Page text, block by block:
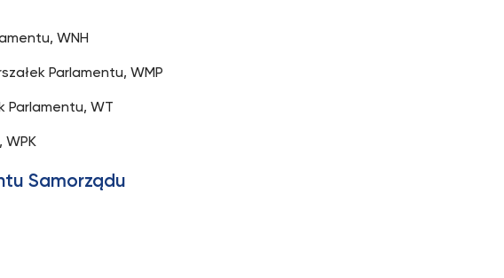
WNH
Parlamentu, WMP
Parlamentu, WT
WPK
Samorządu